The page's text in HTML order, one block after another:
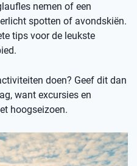
nemen of een
spotten of avondskiën.
tips voor de leukste
doen? Geef dit dan
want excursies en
hoogseizoen.